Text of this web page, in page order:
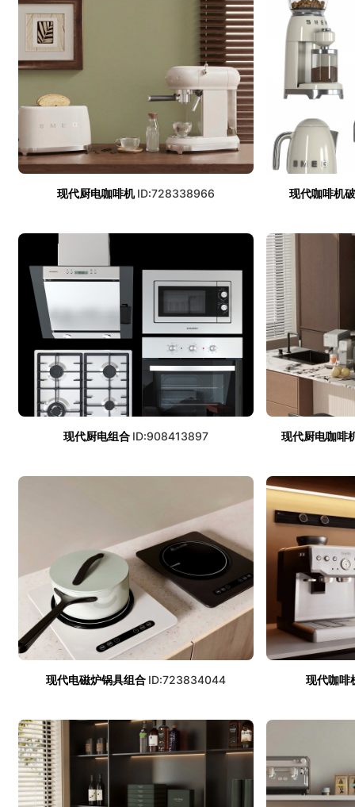
现代厨电咖啡机 ID:728338966 现代咖啡机
现代厨电组合 ID:908413897
现代电磁炉锅具组合 ID:723834044 现代咖啡